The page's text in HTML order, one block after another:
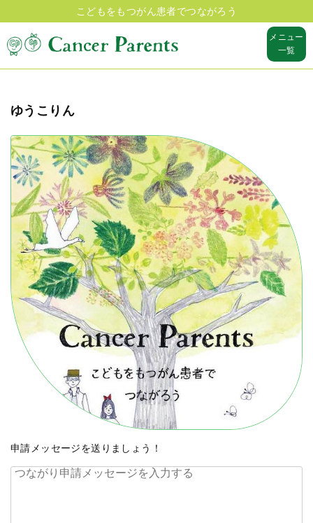
こどもをもつがん患者でつながろう
メニュー
一覧
ゆうこりん
申請メッセージを送りましょう！